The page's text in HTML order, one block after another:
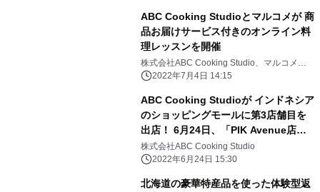
ABC Cooking Studioとマルコメが 商
品お届けサービス付きのオンライン料
理レッスンを開催
株式会社ABC Cooking Studio、マルコメ株
式会社
2022年7月4日 14:15
ABC Cooking Studioが インドネシア
のショッピングモールに第3店舗目を
出店！ 6月24日、「PIK Avenue店」
がグランドオープン！
株式会社ABC Cooking Studio
2022年6月24日 15:30
北海道の豪華特産品を使った体験型返